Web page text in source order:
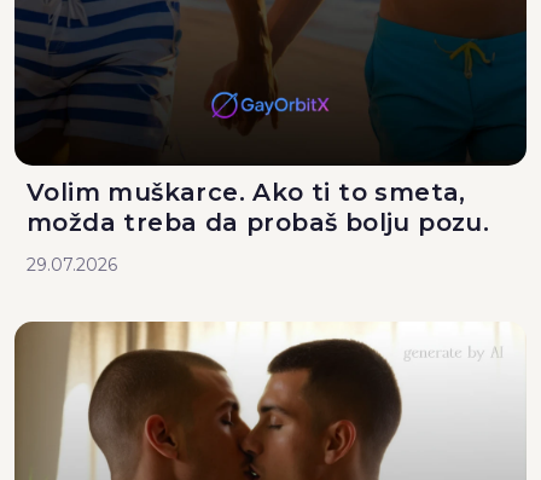
Volim muškarce. Ako ti to smeta,
možda treba da probaš bolju pozu.
29.07.2026